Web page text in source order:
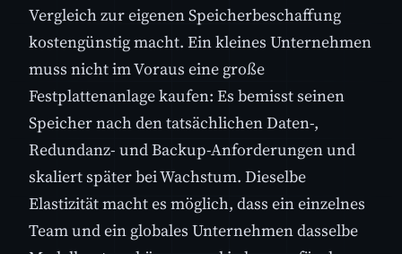
Vergleich zur eigenen Speicherbeschaffung
kostengünstig macht. Ein kleines Unternehmen
muss nicht im Voraus eine große
Festplattenanlage kaufen: Es bemisst seinen
Speicher nach den tatsächlichen Daten-,
Redundanz- und Backup-Anforderungen und
skaliert später bei Wachstum. Dieselbe
Elastizität macht es möglich, dass ein einzelnes
Team und ein globales Unternehmen dasselbe